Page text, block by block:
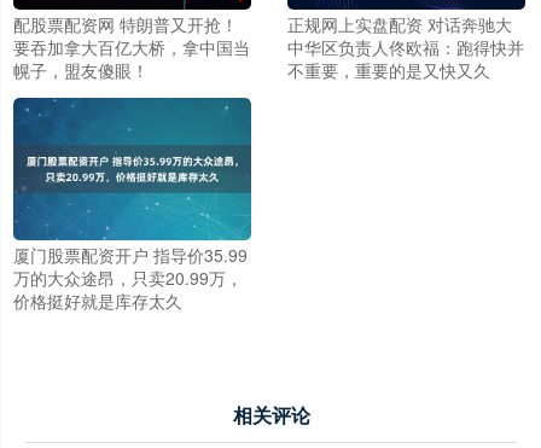
配股票配资网 特朗普又开抢！
要吞加拿大百亿大桥，拿中国当
幌子，盟友傻眼！
正规网上实盘配资 对话奔驰大
中华区负责人佟欧福：跑得快并
不重要，重要的是又快又久
厦门股票配资开户 指导价35.99
万的大众途昂，只卖20.99万，
价格挺好就是库存太久
相关评论